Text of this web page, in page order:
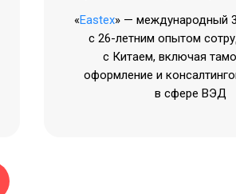
«Eastex» — международный
с 26-летним опытом
с Китаем, включая
оформление и
в сфере ВЭД